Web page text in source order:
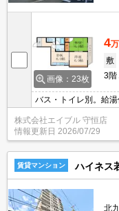
画像：23枚
4
敷
3階
バス・トイレ別。給
株式会社エイブル 守恒店
情報更新日 2026/07/29
賃貸マンション ハイネス
北